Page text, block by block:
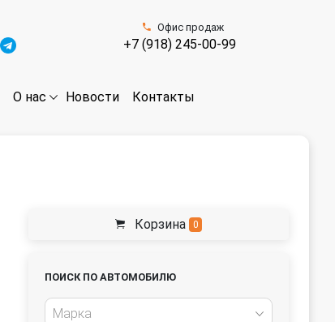
Офис продаж
+7 (918) 245-00-99
О нас Новости Контакты
Корзина 0
ПОИСК ПО АВТОМОБИЛЮ
Марка